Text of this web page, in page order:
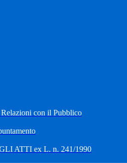
con il Pubblico
ATTI ex L. n. 241/1990